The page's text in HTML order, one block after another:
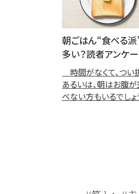
朝ごはん“食べる派
多い？読者アンケ
時間がなくて、つい
あるいは、朝はお腹
べない方もいるでしょ